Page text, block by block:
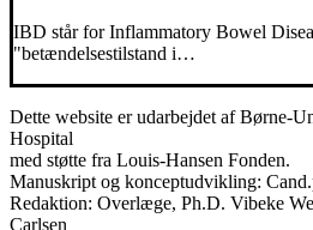
IBD står for Inflammatory Bowel
"betændelsestilstand i…
Dette website er udarbejdet af Børne-
Hospital
med støtte fra Louis-Hansen Fonden.
Manuskript og konceptudvikling:
Redaktion: Overlæge, Ph.D. Vibeke
Carlsen